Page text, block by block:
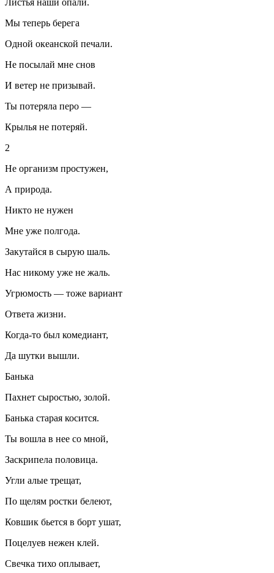
Листья наши опали.
Мы теперь берега
Одной океанской печали.
Не посылай мне снов
И ветер не призывай.
Ты потеряла перо —
Крылья не потеряй.
2
Не организм простужен,
А природа.
Никто не нужен
Мне уже полгода.
Закутайся в сырую шаль.
Нас никому уже не жаль.
Угрюмость — тоже вариант
Ответа жизни.
Когда-то был комедиант,
Да шутки вышли.
Банька
Пахнет сыростью, золой.
Банька старая косится.
Ты вошла в нее со мной,
Заскрипела половица.
Угли алые трещат,
По щелям ростки белеют,
Ковшик бьется в борт ушат,
Поцелуев нежен клей.
Свечка тихо оплывает,